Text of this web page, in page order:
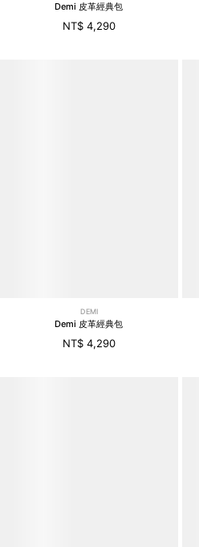
Demi 皮革經典包
NT$ 4,290
DEMI
Demi 皮革經典包
NT$ 4,290